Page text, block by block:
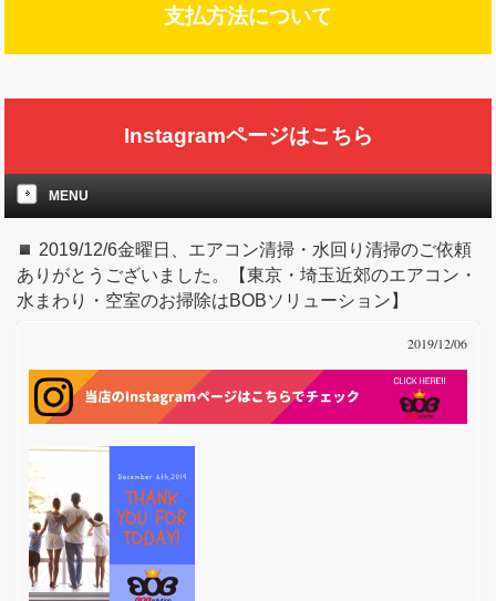
支払方法について
Instagramページはこちら
MENU
2019/12/6金曜日、エアコン清掃・水回り清掃のご依頼
ありがとうございました。【東京・埼玉近郊のエアコン・
水まわり・空室のお掃除はBOBソリューション】
2019/12/06